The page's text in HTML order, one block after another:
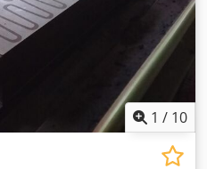
1 / 10